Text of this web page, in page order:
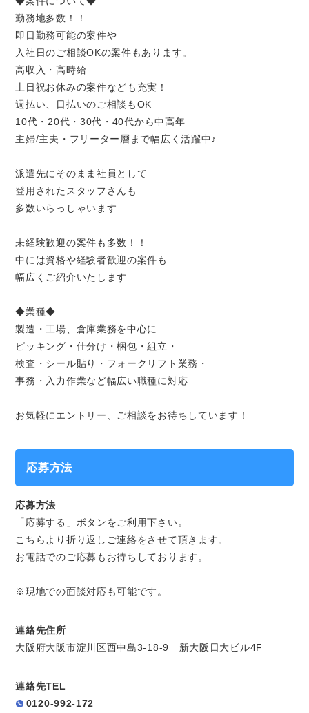
勤務地多数！！
即日勤務可能の案件や
入社日のご相談OKの案件もあります。
高収入・高時給
土日祝お休みの案件なども充実！
週払い、日払いのご相談もOK
10代・20代・30代・40代から中高年
主婦/主夫・フリーター層まで幅広く活躍中♪
派遣先にそのまま社員として
登用されたスタッフさんも
多数いらっしゃいます
未経験歓迎の案件も多数！！
中には資格や経験者歓迎の案件も
幅広くご紹介いたします
◆業種◆
製造・工場、倉庫業務を中心に
ピッキング・仕分け・梱包・組立・
検査・シール貼り・フォークリフト業務・
事務・入力作業など幅広い職種に対応
お気軽にエントリー、ご相談をお待ちしています！
応募方法
応募方法
「応募する」ボタンをご利用下さい。
こちらより折り返しご連絡をさせて頂きます。
お電話でのご応募もお待ちしております。
※現地での面談対応も可能です。
連絡先住所
大阪府大阪市淀川区西中島3-18-9 新大阪日大ビル4F
連絡先TEL
0120-992-172